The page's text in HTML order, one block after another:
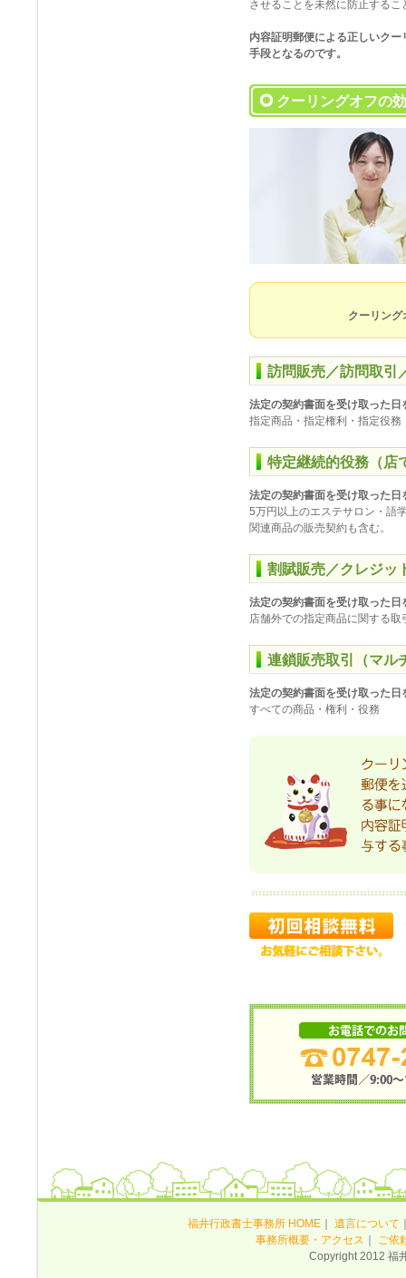
させることを未然に防止するこ
内容証明郵便による正しいク
手段となるのです。
クーリングオフの
クーリン
訪問販売／訪問取引
法定の契約書面を受け取った日
指定商品・指定権利・指定役
特定継続的役務（店
法定の契約書面を受け取った日
5万円以上のエステサロン・語
関連商品の販売契約も含む。
割賦販売／クレジッ
法定の契約書面を受け取った日
店舗外での指定商品に関する取
連鎖販売取引（マル
法定の契約書面を受け取った日
すべての商品・権利・役務
福井行政書士事務所 HOME｜ 遺言について
事務所概要・アクセス
ご依
Copyright 2012 福